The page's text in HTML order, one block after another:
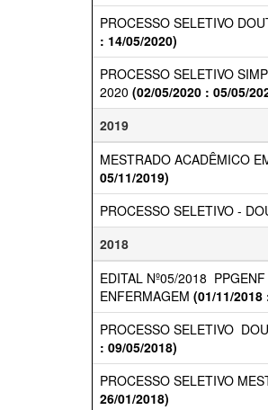
PROCESSO SELETIVO
: 14/05/2020)
PROCESSO SELETIVO
2020 (02/05/2020 : 05/05/
2019
MESTRADO ACADÊMICO
05/11/2019)
PROCESSO SELETIVO -
2018
EDITAL Nº05/2018 
ENFERMAGEM (01/11/2018
PROCESSO SELETIVO 
: 09/05/2018)
PROCESSO SELETIVO
26/01/2018)